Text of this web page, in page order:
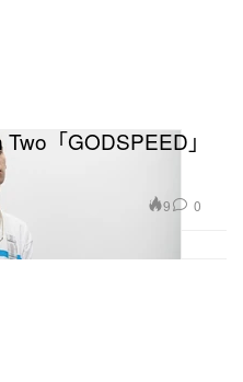
「GODSPEED」
9 0